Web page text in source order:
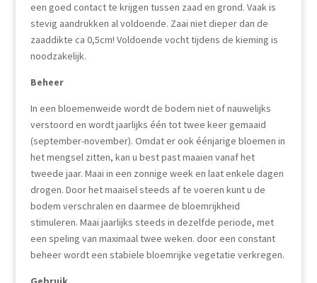
een goed contact te krijgen tussen zaad en grond. Vaak is
stevig aandrukken al voldoende. Zaai niet dieper dan de
zaaddikte ca 0,5cm! Voldoende vocht tijdens de kieming is
noodzakelijk.
Beheer
In een bloemenweide wordt de bodem niet of nauwelijks
verstoord en wordt jaarlijks één tot twee keer gemaaid
(september-november). Omdat er ook éénjarige bloemen in
het mengsel zitten, kan u best past maaien vanaf het
tweede jaar. Maai in een zonnige week en laat enkele dagen
drogen. Door het maaisel steeds af te voeren kunt u de
bodem verschralen en daarmee de bloemrijkheid
stimuleren. Maai jaarlijks steeds in dezelfde periode, met
een speling van maximaal twee weken. door een constant
beheer wordt een stabiele bloemrijke vegetatie verkregen.